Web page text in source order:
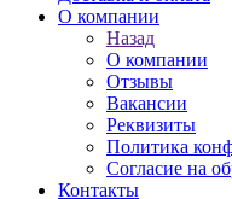
О компании
Назад
О компании
Отзывы
Вакансии
Реквизиты
Политика
Согласие на
Контакты